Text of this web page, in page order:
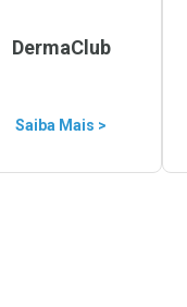
DermaClub
Saiba Mais >